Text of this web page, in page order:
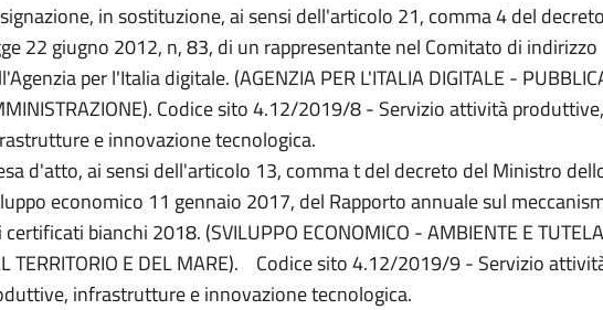
in sostituzione, ai sensi dell'articolo 21, comma 4 del decreto
22 giugno 2012, n, 83, di un rappresentante nel Comitato di indirizzo
per l'Italia digitale. (AGENZIA PER L'ITALIA DIGITALE -
Codice sito 4.12/2019/8 - Servizio attività produttive,
e innovazione tecnologica.
d'atto, ai sensi dell'articolo 13, comma t del decreto del Ministro
economico 11 gennaio 2017, del Rapporto annuale sul
certificati bianchi 2018. (SVILUPPO ECONOMICO - AMBIENTE E TUTELA
TERRITORIO E DEL MARE). Codice sito 4.12/2019/9 - Servizio
infrastrutture e innovazione tecnologica.